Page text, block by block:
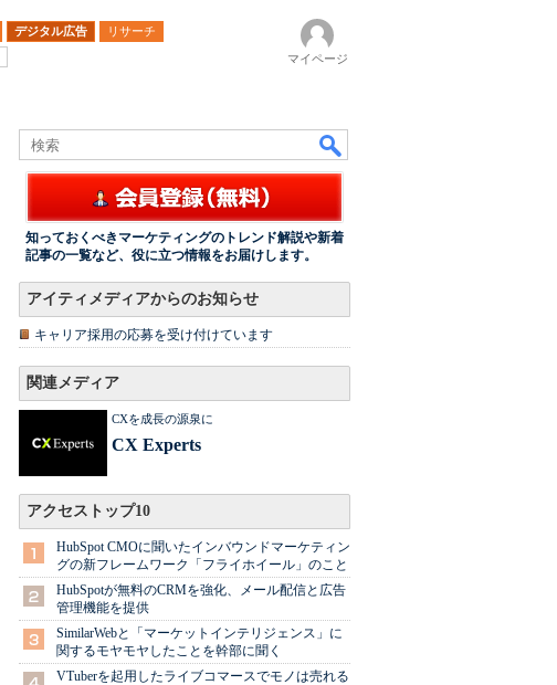
デジタル広告
リサーチ
マイページ
知っておくべきマーケティングのトレンド解説や新着
記事の一覧など、役に立つ情報をお届けします。
アイティメディアからのお知らせ
キャリア採用の応募を受け付けています
関連メディア
CXを成長の源泉に
CX Experts
アクセストップ10
HubSpot CMOに聞いたインバウンドマーケティン
グの新フレームワーク「フライホイール」のこと
HubSpotが無料のCRMを強化、メール配信と広告
管理機能を提供
SimilarWebと「マーケットインテリジェンス」に
関するモヤモヤしたことを幹部に聞く
VTuberを起用したライブコマースでモノは売れる